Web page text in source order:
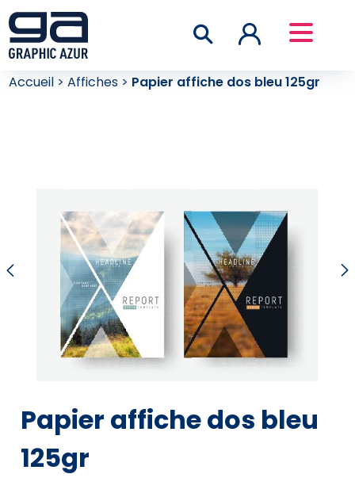
Accueil >Affiches > Papier affiche dos bleu 125gr
Papier affiche dos bleu
125gr